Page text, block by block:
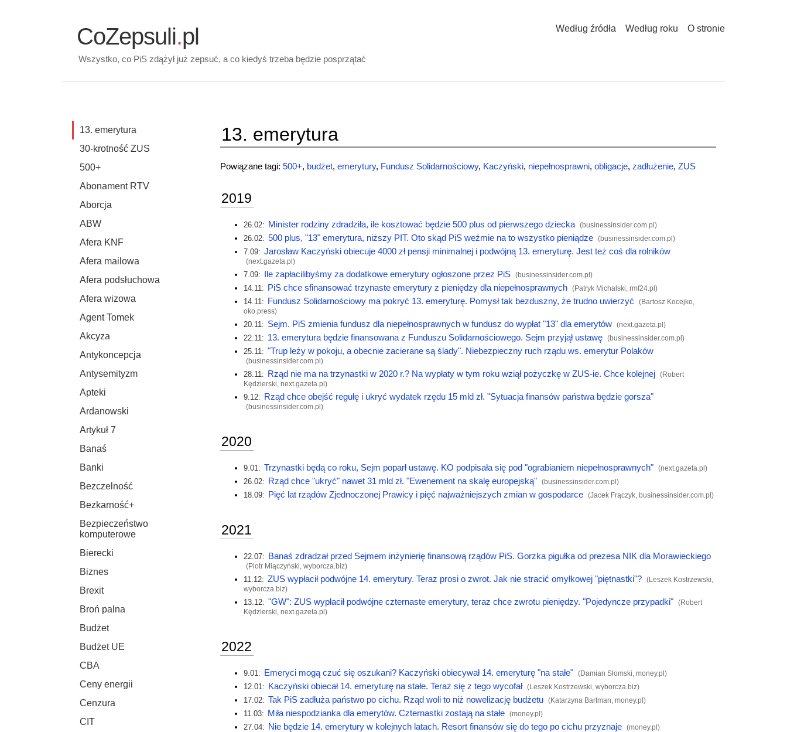
CoZepsuli.pl
Wszystko, co PiS zdążył już zepsuć, a co kiedyś trzeba będzie posprzątać
Według źródła Według roku O stronie
13. emerytura
30-krotność ZUS
500+
Abonament RTV
Aborcja
ABW
Afera KNF
Afera mailowa
Afera podsłuchowa
Afera wizowa
Agent Tomek
Akcyza
Antykoncepcja
Antysemityzm
Apteki
Ardanowski
Artykuł 7
Banaś
Banki
Bezczelność
Bezkarność+
Bezpieczeństwo
komputerowe
Bierecki
Biznes
Brexit
Broń palna
Budżet
Budżet UE
CBA
Ceny energii
Cenzura
CIT
13. emerytura
Powiązane tagi: 500+, budżet, emerytury, Fundusz Solidarnościowy, Kaczyński, niepełnosprawni, obligacje, zadłużenie, ZUS
2019
26.02: Minister rodziny zdradziła, ile kosztować będzie 500 plus od pierwszego dziecka (businessinsider.com.pl)
26.02: 500 plus, "13" emerytura, niższy PIT. Oto skąd PiS weźmie na to wszystko pieniądze (businessinsider.com.pl)
7.09: Jarosław Kaczyński obiecuje 4000 zł pensji minimalnej i podwójną 13. emeryturę. Jest też coś dla rolników
(next.gazeta.pl)
7.09: Ile zapłacilibyśmy za dodatkowe emerytury ogłoszone przez PiS (businessinsider.com.pl)
14.11: PiS chce sfinansować trzynaste emerytury z pieniędzy dla niepełnosprawnych (Patryk Michalski, rmf24.pl)
14.11: Fundusz Solidarnościowy ma pokryć 13. emeryturę. Pomysł tak bezduszny, że trudno uwierzyć
(Bartosz Kocejko,
oko.press)
20.11: Sejm. PiS zmienia fundusz dla niepełnosprawnych w fundusz do wypłat "13" dla emerytów (next.gazeta.pl)
22.11: 13. emerytura będzie finansowana z Funduszu Solidarnościowego. Sejm przyjął ustawę (businessinsider.com.pl)
25.11: "Trup leży w pokoju, a obecnie zacierane są ślady". Niebezpieczny ruch rządu ws. emerytur Polaków
(businessinsider.com.pl)
28.11: Rząd nie ma na trzynastki w 2020 r.? Na wypłaty w tym roku wziął pożyczkę w ZUS-ie. Chce kolejnej (Robert
Kędzierski, next.gazeta.pl)
9.12: Rząd chce obejść regułę i ukryć wydatek rzędu 15 mld zł. "Sytuacja finansów państwa będzie gorsza"
(businessinsider.com.pl)
2020
9.01: Trzynastki będą co roku, Sejm poparł ustawę. KO podpisała się pod "ograbianiem niepełnosprawnych" (next.gazeta.pl)
26.02: Rząd chce "ukryć" nawet 31 mld zł. "Ewenement na skalę europejską" (businessinsider.com.pl)
18.09: Pięć lat rządów Zjednoczonej Prawicy i pięć najważniejszych zmian w gospodarce (Jacek Frączyk, businessinsider.com.pl)
2021
22.07: Banaś zdradzał przed Sejmem inżynierię finansową rządów PiS. Gorzka pigułka od prezesa NIK dla Morawieckiego
(Piotr Miączyński, wyborcza.biz)
11.12: ZUS wypłacił podwójne 14. emerytury. Teraz prosi o zwrot. Jak nie stracić omyłkowej "piętnastki"? (Leszek Kostrzewski,
wyborcza.biz)
13.12: "GW": ZUS wypłacił podwójne czternaste emerytury, teraz chce zwrotu pieniędzy. "Pojedyncze przypadki" (Robert
Kędzierski, next.gazeta.pl)
2022
9.01: Emeryci mogą czuć się oszukani? Kaczyński obiecywał 14. emeryturę "na stałe" (Damian Słomski, money.pl)
12.01: Kaczyński obiecał 14. emeryturę na stałe. Teraz się z tego wycofał (Leszek Kostrzewski, wyborcza.biz)
17.02: Tak PiS zadłuża państwo po cichu. Rząd woli to niż nowelizację budżetu (Katarzyna Bartman, money.pl)
11.03: Miła niespodzianka dla emerytów. Czternastki zostają na stałe (money.pl)
27.04: Nie będzie 14. emerytury w kolejnych latach. Resort finansów się do tego po cichu przyznaje (money.pl)